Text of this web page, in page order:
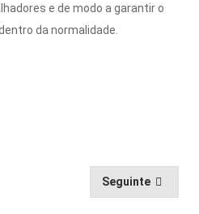
e de modo a garantir o
da normalidade.
Seguinte